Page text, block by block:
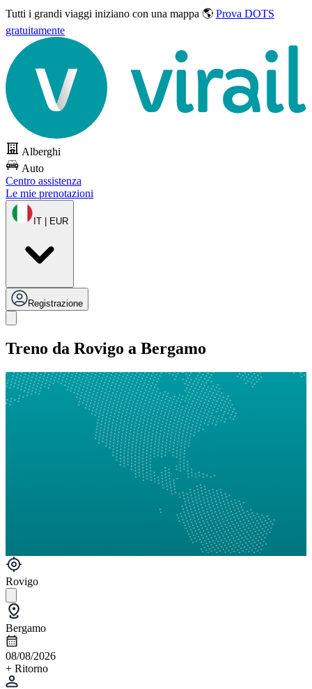
Tutti i grandi viaggi iniziano con una mappa 🌎 Prova DOTS
gratuitamente
Alberghi
Auto
Centro assistenza
Le mie prenotazioni
IT | EUR
Registrazione
Treno da Rovigo a Bergamo
Rovigo
Bergamo
08/08/2026
+ Ritorno